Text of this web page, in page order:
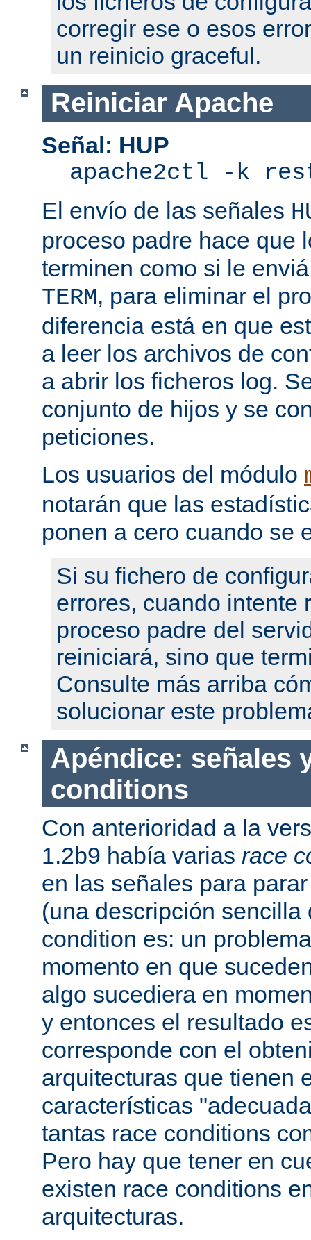
corregir ese o esos
un reinicio graceful.
Reiniciar Apache
Señal: HUP
apache2ctl -k
El envío de las señales
proceso padre hace que
terminen como si le
TERM, para eliminar el
diferencia está en que
a leer los archivos de
a abrir los ficheros log.
conjunto de hijos y se
peticiones.
Los usuarios del módulo
notarán que las
ponen a cero cuando se
Si su fichero de
errores, cuando intente
proceso padre del
reiniciará, sino que
Consulte más arriba
solucionar este
Apéndice: señales
conditions
Con anterioridad a la
1.2b9 había varias race
en las señales para
(una descripción sencilla
condition es: un
momento en que
algo sucediera en
y entonces el resultado
corresponde con el
arquitecturas que tienen
características
tantas race conditions
Pero hay que tener en
existen race conditions
arquitecturas.